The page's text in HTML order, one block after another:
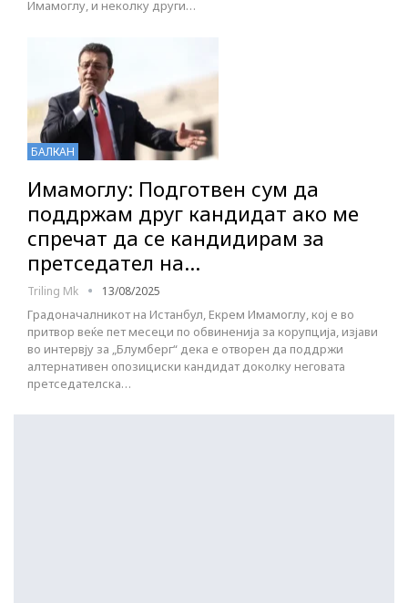
Имамоглу, и неколку други…
БАЛКАН
Имамоглу: Подготвен сум да
поддржам друг кандидат ако ме
спречат да се кандидирам за
претседател на…
Triling Mk 13/08/2025
Градоначалникот на Истанбул, Екрем Имамоглу, кој е во
притвор веќе пет месеци по обвиненија за корупција, изјави
во интервју за „Блумберг“ дека е отворен да поддржи
алтернативен опозициски кандидат доколку неговата
претседателска…